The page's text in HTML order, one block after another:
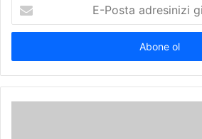
Posta
adresinizi